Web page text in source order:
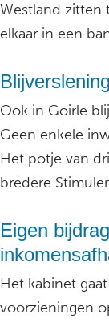
Westland zitten
elkaar in een
Ook in Goirle
Geen enkele
Het potje van
bredere
Eigen
Het kabinet
voorzieningen